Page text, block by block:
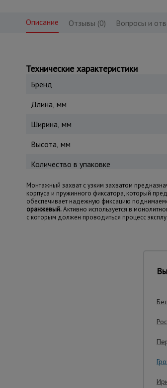
Описание Отзывы (0) Вопросы и
Технические характеристики
Бренд
Длина, мм
Ширина, мм
Высота, мм
Количество в упаковке
Монтажный захват с узким захватом
корпуса и пружинного фиксатора, который
обеспечивает надежную фиксацию
оранжевый.Активно используется в
с которым должен проводиться процесс